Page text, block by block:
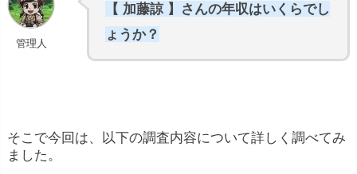
管理人
【 加藤諒 】さんの年収はいくらでし
ょうか？
そこで今回は、以下の調査内容について詳しく調べてみ
ました。